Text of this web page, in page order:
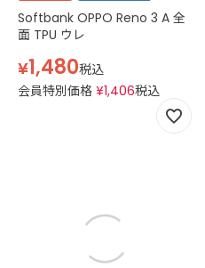
Softbank OPPO Reno 3 A 全
面 TPU ウレ
¥1,480税込
会員特別価格 ¥1,406税込